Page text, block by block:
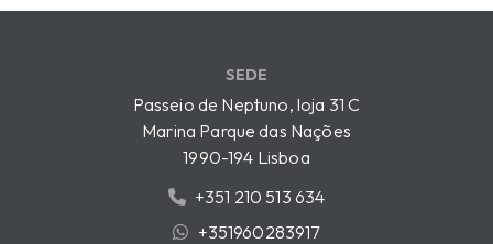
SEDE
Passeio de Neptuno, loja 31 C
Marina Parque das Nações
1990-194 Lisboa
+351 210 513 634
+351960283917